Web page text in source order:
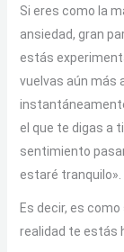
Si eres como la
ansiedad, gran
estás
vuelvas aún más
el que te digas a
sentimiento
estaré tranquilo».
Es decir, es
realidad te estás